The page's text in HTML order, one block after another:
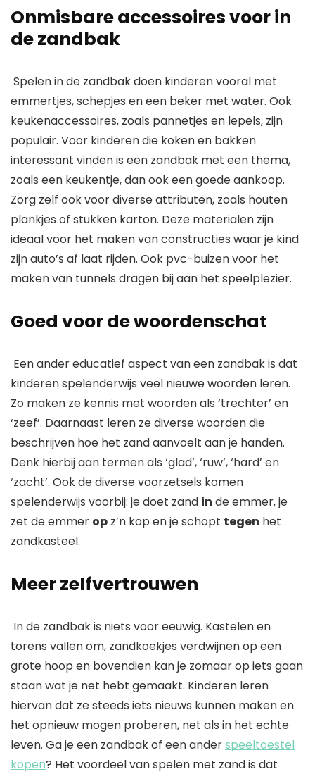
Onmisbare accessoires voor in
de zandbak
Spelen in de zandbak doen kinderen vooral met
emmertjes, schepjes en een beker met water. Ook
keukenaccessoires, zoals pannetjes en lepels, zijn
populair. Voor kinderen die koken en bakken
interessant vinden is een zandbak met een thema,
zoals een keukentje, dan ook een goede aankoop.
Zorg zelf ook voor diverse attributen, zoals houten
plankjes of stukken karton. Deze materialen zijn
ideaal voor het maken van constructies waar je kind
zijn auto’s af laat rijden. Ook pvc-buizen voor het
maken van tunnels dragen bij aan het speelplezier.
Goed voor de woordenschat
Een ander educatief aspect van een zandbak is dat
kinderen spelenderwijs veel nieuwe woorden leren.
Zo maken ze kennis met woorden als ‘trechter’ en
‘zeef’. Daarnaast leren ze diverse woorden die
beschrijven hoe het zand aanvoelt aan je handen.
Denk hierbij aan termen als ‘glad’, ‘ruw’, ‘hard’ en
‘zacht’. Ook de diverse voorzetsels komen
spelenderwijs voorbij: je doet zand in de emmer, je
zet de emmer op z’n kop en je schopt tegen het
zandkasteel.
Meer zelfvertrouwen
In de zandbak is niets voor eeuwig. Kastelen en
torens vallen om, zandkoekjes verdwijnen op een
grote hoop en bovendien kan je zomaar op iets gaan
staan wat je net hebt gemaakt. Kinderen leren
hiervan dat ze steeds iets nieuws kunnen maken en
het opnieuw mogen proberen, net als in het echte
leven. Ga je een zandbak of een anderspeeltoestel
kopen? Het voordeel van spelen met zand is dat